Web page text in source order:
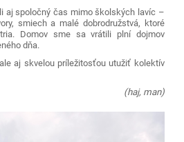
aj spoločný čas mimo školských lavíc –
smiech a malé dobrodružstvá, ktoré
Domov sme sa vrátili plní dojmov
dňa.
aj skvelou príležitosťou utužiť kolektív
(haj, man)